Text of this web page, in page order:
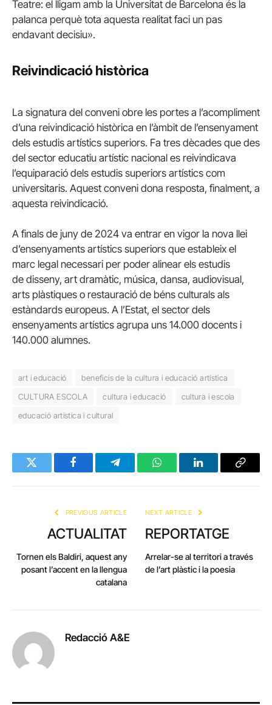
Teatre: el lligam amb la Universitat de Barcelona és la
palanca perquè tota aquesta realitat faci un pas
endavant decisiu».
Reivindicació històrica
La signatura del conveni obre les portes a l’acompliment
d’una reivindicació històrica en l’àmbit de l’ensenyament
dels estudis artístics superiors. Fa tres dècades que des
del sector educatiu artístic nacional es reivindicava
l’equiparació dels estudis superiors artístics com
universitaris. Aquest conveni dona resposta, finalment, a
aquesta reivindicació.
A finals de juny de 2024 va entrar en vigor la nova llei
d’ensenyaments artístics superiors que estableix el
marc legal necessari per poder alinear els estudis
de disseny, art dramàtic, música, dansa, audiovisual,
arts plàstiques o restauració de béns culturals als
estàndards europeus. A l’Estat, el sector dels
ensenyaments artístics agrupa uns 14.000 docents i
140.000 alumnes.
art i educació
beneficis de la cultura i educació artística
CULTURA ESCOLA
cultura i educació
cultura i escola
educació artística i cultural
Twitter FacebookTelegramWhatsAppLinkedInCopy
PREVIOUS ARTICLE
ACTUALITAT
Tornen els Baldiri, aquest any
posant l’accent en la llengua
catalana
NEXT ARTICLE
REPORTATGE
Arrelar-se al territori a través
de l’art plàstic i la poesia
Redacció A&E